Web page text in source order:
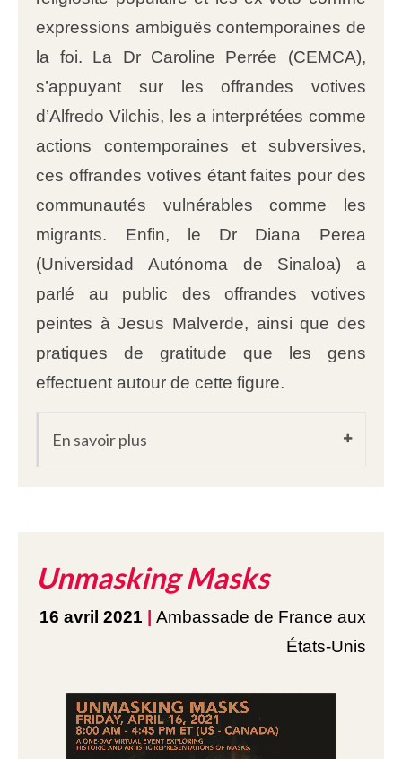
expressions ambiguës contemporaines de
la foi. La Dr Caroline Perrée (CEMCA),
s’appuyant sur les offrandes votives
d’Alfredo Vilchis, les a interprétées comme
actions contemporaines et subversives,
ces offrandes votives étant faites pour des
communautés vulnérables comme les
migrants. Enfin, le Dr Diana Perea
(Universidad Autónoma de Sinaloa) a
parlé au public des offrandes votives
peintes à Jesus Malverde, ainsi que des
pratiques de gratitude que les gens
effectuent autour de cette figure.
En savoir plus
Unmasking Masks
16 avril 2021
Ambassade de France aux
États-Unis